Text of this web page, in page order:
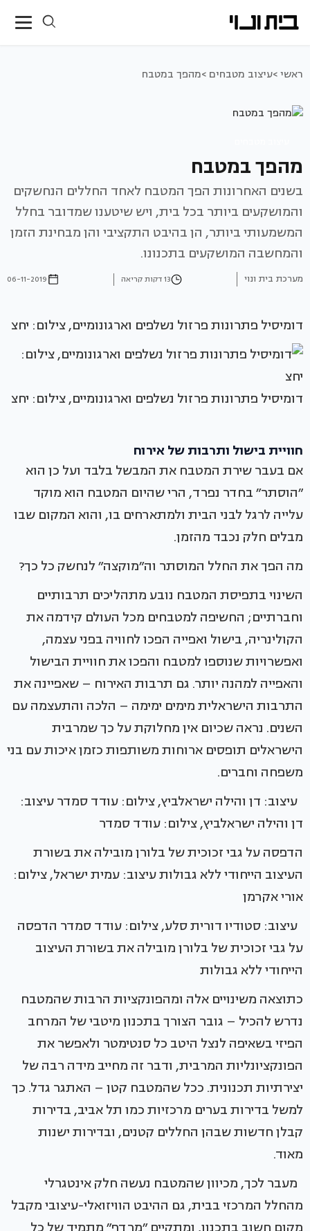
ראשי >עיצוב מטבחים >מהפך במטבח
מהפך במטבח
בשנים האחרונות הפך המטבח לאחד החללים הנחשקים
והמושקעים ביותר בכל בית, ויש שיטענו שמדובר בחלל
המשמעותי ביותר, הן בהיבט התקציבי והן מבחינת הזמן
והמחשבה המושקעים בתכנונו.
מערכת בית ונוי 13 דקות קריאה 06-11-2019
דומיסיל פתרונות פרזול נשלפים וארגונומיים, צילום: יחצ
דומיסיל פתרונות פרזול נשלפים וארגונומיים, צילום: יחצ
חוויית בישול ותרבות של אירוח
אם בעבר שירת המטבח את המבשל בלבד ועל כן הוא
״הוסתר״ בחדר נפרד, הרי שהיום המטבח הוא מוקד
עלייה לרגל לבני הבית ולמתארחים בו, והוא המקום שבו
מבלים חלק נכבד מהזמן.
מה הפך את החלל המוסתר וה״מוקצה״ לנחשק כל כך?
השינוי בתפיסת המטבח נובע מתהליכים תרבותיים
וחברתיים; החשיפה למטבחים מכל העולם קידמה את
הקולינריה, בישול ואפייה הפכו לחוויה בפני עצמה,
ואפשרויות שנוספו למטבח והפכו את חוויית הבישול
והאפייה למהנה יותר. גם תרבות האירוח – שאפיינה את
התרבות הישראלית מימים ימימה – הלכה והתעצמה עם
השנים. נראה שכיום אין מחלוקת על כך שמרבית
הישראלים תופסים ארוחות משותפות כזמן איכות עם בני
משפחה וחברים.
עיצוב: דן והילה ישראלביץ, צילום: עודד סמדר עיצוב:
דן והילה ישראלביץ, צילום: עודד סמדר
הדפסה על גבי זכוכית של בלורן מובילה את בשורת
העיצוב הייחודי ללא גבולות עיצוב: עמית ישראל, צילום:
אורי אקרמן
עיצוב: סטודיו דורית סלע, צילום: עודד סמדר הדפסה
על גבי זכוכית של בלורן מובילה את בשורת העיצוב
הייחודי ללא גבולות
כתוצאה משינויים אלה ומהפונקציות הרבות שהמטבח
נדרש להכיל – גובר הצורך בתכנון מיטבי של המרחב
הפיזי בשאיפה לנצל היטב כל סנטימטר ולאפשר את
הפונקציונליות המרבית, ודבר זה מחייב מידה רבה של
יצירתיות תכנונית. ככל שהמטבח קטן – האתגר גדל. כך
למשל בדירות בערים מרכזיות כמו תל אביב, בדירות
קבלן חדשות שבהן החללים קטנים, ובדירות ישנות
מאוד.
מעבר לכך, מכיוון שהמטבח נעשה חלק אינטגרלי
מהחלל המרכזי בבית, גם ההיבט הוויזואלי-עיצובי מקבל